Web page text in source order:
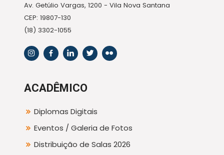
Av. Getúlio Vargas, 1200 - Vila Nova Santana
CEP: 19807-130
(18) 3302-1055
ACADÊMICO
Diplomas Digitais
Eventos / Galeria de Fotos
Distribuição de Salas 2026